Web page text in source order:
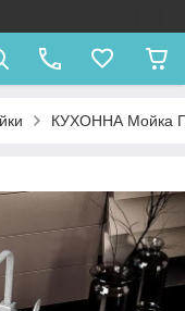
КУХОННА Мойка